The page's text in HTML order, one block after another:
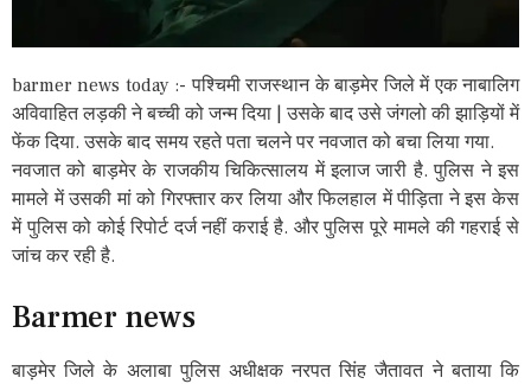
barmer news today :- पश्चिमी राजस्थान के बाड़मेर जिले में एक नाबालिग
अविवाहित लड़की ने बच्ची को जन्म दिया | उसके बाद उसे जंगलो की झाड़ियों में
फेंक दिया. उसके बाद समय रहते पता चलने पर नवजात को बचा लिया गया.
नवजात को बाड़मेर के राजकीय चिकित्सालय में इलाज जारी है. पुलिस ने इस
मामले में उसकी मां को गिरफ्तार कर लिया और फिलहाल में पीड़िता ने इस केस
में पुलिस को कोई रिपोर्ट दर्ज नहीं कराई है. और पुलिस पूरे मामले की गहराई से
जांच कर रही है.
Barmer news
बाड़मेर जिले के अलाबा पुलिस अधीक्षक नरपत सिंह जैतावत ने बताया कि